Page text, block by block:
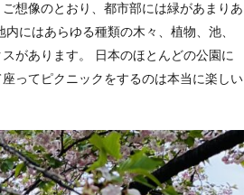
想像のとおり、都市部には緑があまりあ
にはあらゆる種類の木々、植物、池、
があります。 日本のほとんどの公園に
ってピクニックをするのは本当に楽しい